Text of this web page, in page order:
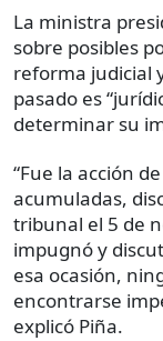
La ministra
sobre posibles
reforma judicial
pasado es
determinar su
“Fue la acción
acumuladas,
tribunal el 5 de
impugnó y
esa ocasión,
encontrarse
explicó Piña.